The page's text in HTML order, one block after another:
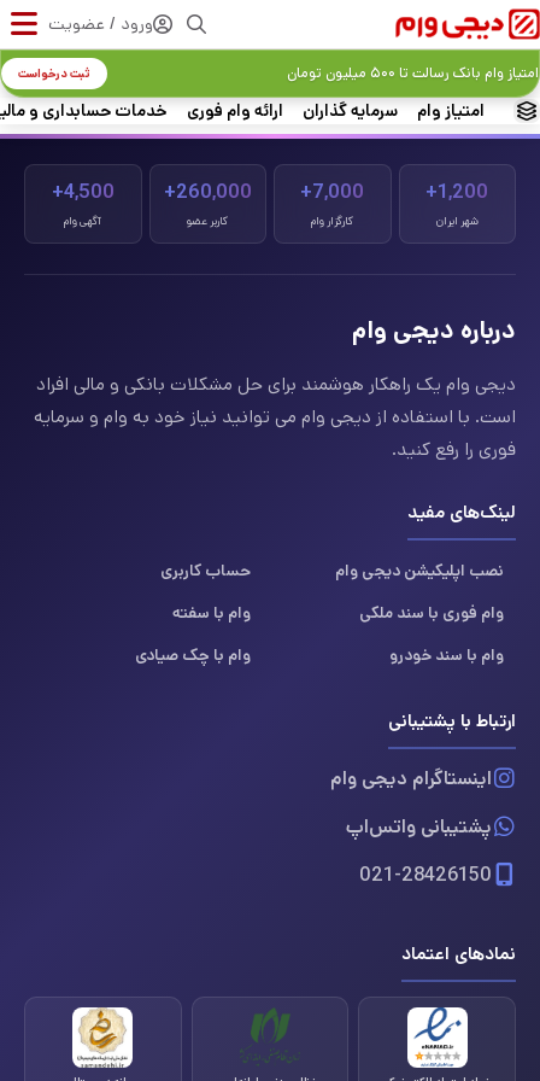
ورود / عضویت
امتیاز وام سرمایه گذاران ارائه وام فوری خدمات حسابداری و
امتیاز وام بانک رسالت تا ۵۰۰ میلیون تومان ثبت درخواست
1,200+
شهر ایران
7,000+
کارگزار وام
260,000+
کاربر عضو
4,500+
آگهی وام
درباره دیجی وام
دیجی وام یک راهکار هوشمند برای حل مشکلات بانکی و مالی افراد
است. با استفاده از دیجی وام می توانید نیاز خود به وام و سرمایه
فوری را رفع کنید.
لینک‌های مفید
نصب اپلیکیشن دیجی وام
حساب کاربری
وام فوری با سند ملکی
وام با سفته
وام با سند خودرو
وام با چک صیادی
ارتباط با پشتیبانی
اینستاگرام دیجی وام
پشتیبانی واتس‌اپ
021-28426150
نمادهای اعتماد